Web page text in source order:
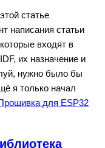
статье
написания статьи
входят в
их назначение и
нужно было бы
я только начал
для ESP32